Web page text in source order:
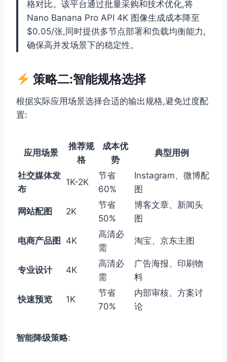
格对比。该平台通过批量采购和技术优化,将
Nano Banana Pro API 4K 图像生成成本降至
$0.05/张,同时提供多节点部署和负载均衡能力,
确保高并发场景下的稳定性。
策略二:智能规格选择
根据实际应用场景选择合适的输出规格,避免过度配
置:
应用场景
推荐规
格
成本优
势
典型用例
社交媒体发
布
1K-2K
节省
60%
Instagram、微博配
图
网站配图 2K
节省
50%
博客文章、新闻头
图
电商产品图 4K
高清必
需
淘宝、京东主图
专业设计 4K
高清必
需
广告海报、印刷物
料
快速预览 1K
节省
70%
内部审核、方案讨
论
智能降级策略: